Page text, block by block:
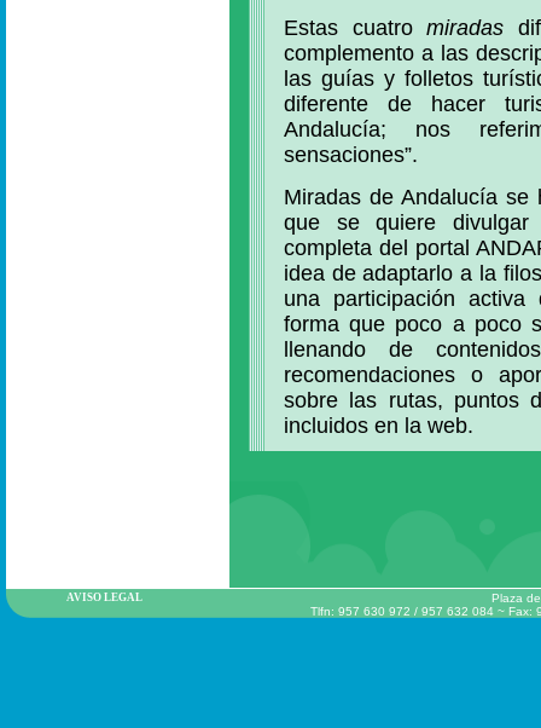
Estas cuatromiradas
complemento a las
las guías y folletos
diferente de hacer
Andalucía; nos
sensaciones”.
Miradas de Andalucía
que se quiere divulgar
completa del portal
idea de adaptarlo a la
una participación
forma que poco a poco
llenando de
recomendaciones o
sobre las rutas, puntos
incluidos en la web.
AVISO LEGAL
Plaza
Tlfn: 957 630 972 / 957 632 084 ~ Fax: